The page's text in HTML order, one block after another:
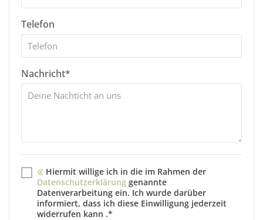
Telefon
Nachricht*
Hiermit willige ich in die im Rahmen der
Datenschutzerklärung genannte
Datenverarbeitung ein. Ich wurde darüber
informiert, dass ich diese Einwilligung jederzeit
widerrufen kann .*